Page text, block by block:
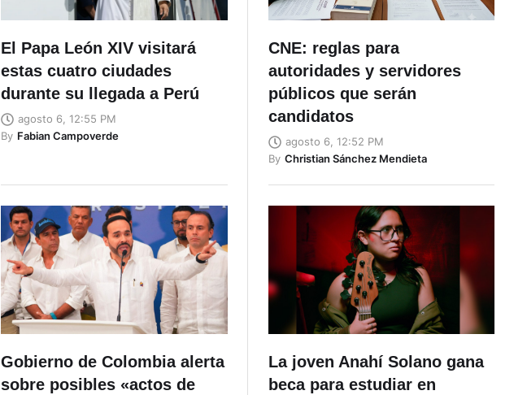
El Papa León XIV visitará
estas cuatro ciudades
durante su llegada a Perú
agosto 6, 12:55 PM
By Fabian Campoverde
CNE: reglas para
autoridades y servidores
públicos que serán
candidatos
agosto 6, 12:52 PM
By Christian Sánchez Mendieta
Gobierno de Colombia alerta
sobre posibles «actos de
La joven Anahí Solano gana
beca para estudiar en